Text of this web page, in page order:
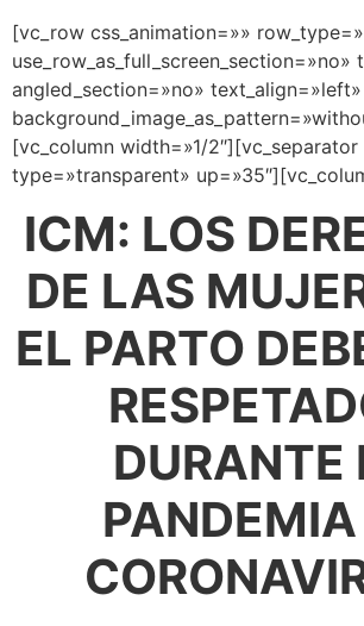
[vc_row css_animation=»»
angled_section=»no» text_align=»left»
[vc_column width=»1/2″][vc_separator
type=»transparent»
ICM: LOS
DE LAS
EL PARTO
DURANTE
PANDEMIA